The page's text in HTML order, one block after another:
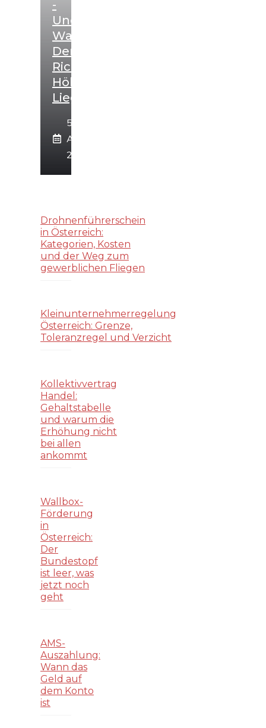
-
Und
Warum
Der
Richtwert
Höher
Liegt
5.
August
2026
Drohnenführerschein
in Österreich:
Kategorien, Kosten
und der Weg zum
gewerblichen Fliegen
Kleinunternehmerregelung
Österreich: Grenze,
Toleranzregel und Verzicht
Kollektivvertrag
Handel:
Gehaltstabelle
und warum die
Erhöhung nicht
bei allen
ankommt
Wallbox-
Förderung
in
Österreich:
Der
Bundestopf
ist leer, was
jetzt noch
geht
AMS-
Auszahlung:
Wann das
Geld auf
dem Konto
ist